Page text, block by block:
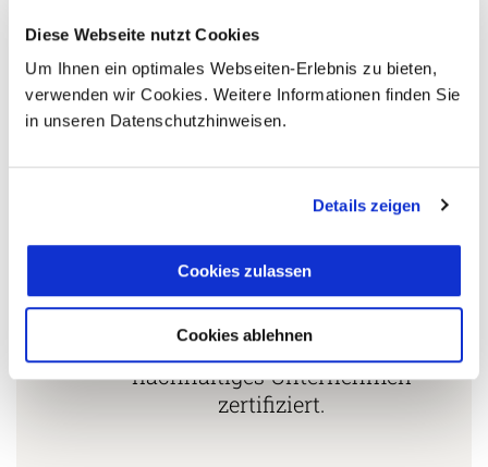
Diese Webseite nutzt Cookies
Um Ihnen ein optimales Webseiten-Erlebnis zu bieten,
verwenden wir Cookies. Weitere Informationen finden Sie
in unseren Datenschutzhinweisen.
Details zeigen
Cookies zulassen
Cookies ablehnen
1
25 Jahren Erfahrung!
2
Persönliche Beratung durch
vielgereiste
Länderspezialisten.
Mehrfach mit
Tourismuspreisen
ausgezeichnet und als
nachhaltiges Unternehmen
zertifiziert.